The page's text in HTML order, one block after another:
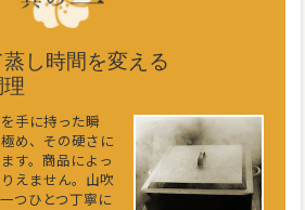
し時間を変える
手に持った瞬
め、その硬さに
す。商品によっ
えません。山吹
つひとつ丁寧に